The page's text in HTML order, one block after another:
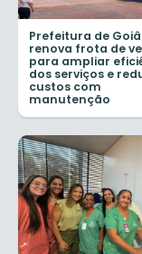
Prefeitura de
renova frota de
para ampliar
dos serviços e
custos com
manutenção